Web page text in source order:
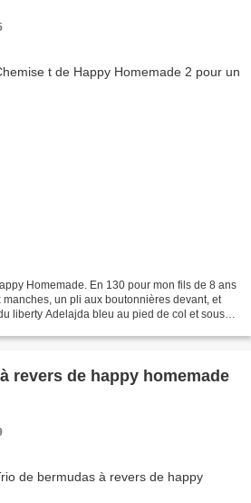
Homemade. En 130 pour mon fils de 8 ans
un pli aux boutonnières devant, et
liberty Adelajda bleu au pied de col et sous le
revers de happy homemade